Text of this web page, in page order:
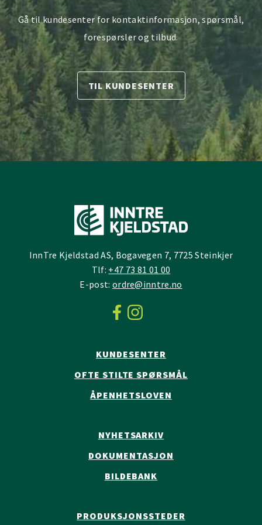
Gå til kundesenter for kontaktinformasjon, spørsmål,
forespørsler og tilbud.
TIL KUNDESENTER
InnTre Kjeldstad AS, Bogavegen 7, 7725 Steinkjer
Tlf: +47 73 81 01 00
E-post: ordre@inntre.no
KUNDESENTER
OFTE STILTE SPØRSMÅL
ÅPENHETSLOVEN
NYHETSARKIV
DOKUMENTASJON
BILDEBANK
PRODUKSJONSSTEDER